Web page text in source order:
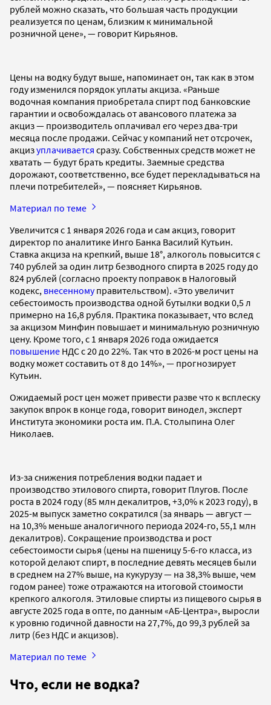
рублей можно сказать, что большая часть продукции
реализуется по ценам, близким к минимальной
розничной цене», — говорит Кирьянов.
Цены на водку будут выше, напоминает он, так как в этом
году изменился порядок уплаты акциза. «Раньше
водочная компания приобретала спирт под банковские
гарантии и освобождалась от авансового платежа за
акциз — производитель оплачивал его через два-три
месяца после продажи. Сейчас у компаний нет отсрочек,
акцизуплачивается сразу. Собственных средств может не
хватать — будут брать кредиты. Заемные средства
дорожают, соответственно, все будет перекладываться на
плечи потребителей», — поясняет Кирьянов.
Материал по теме
Увеличится с 1 января 2026 года и сам акциз, говорит
директор по аналитике Инго Банка Василий Кутьин.
Ставка акциза на крепкий, выше 18°, алкоголь повысится с
740 рублей за один литр безводного спирта в 2025 году до
824 рублей (согласно проекту поправок в Налоговый
кодекс, внесенномуправительством). «Это увеличит
себестоимость производства одной бутылки водки 0,5 л
примерно на 16,8 рубля. Практика показывает, что вслед
за акцизом Минфин повышает и минимальную розничную
цену. Кроме того, с 1 января 2026 года ожидается
повышение НДС с 20 до 22%. Так что в 2026-м рост цены на
водку может составить от 8 до 14%», — прогнозирует
Кутьин.
Ожидаемый рост цен может привести разве что к всплеску
закупок впрок в конце года, говорит винодел, эксперт
Института экономики роста им. П.А. Столыпина Олег
Николаев.
Из-за снижения потребления водки падает и
производство этилового спирта, говорит Плугов. После
роста в 2024 году (85 млн декалитров, +3,0% к 2023 году), в
2025-м выпуск заметно сократился (за январь — август —
на 10,3% меньше аналогичного периода 2024-го, 55,1 млн
декалитров). Сокращение производства и рост
себестоимости сырья (цены на пшеницу 5-6-го класса, из
которой делают спирт, в последние девять месяцев были
в среднем на 27% выше, на кукурузу — на 38,3% выше, чем
годом ранее) тоже отражаются на итоговой стоимости
крепкого алкоголя. Этиловые спирты из пищевого сырья в
августе 2025 года в опте, по данным «АБ-Центра», выросли
к уровню годичной давности на 27,7%, до 99,3 рублей за
литр (без НДС и акцизов).
Материал по теме
Что, если не водка?